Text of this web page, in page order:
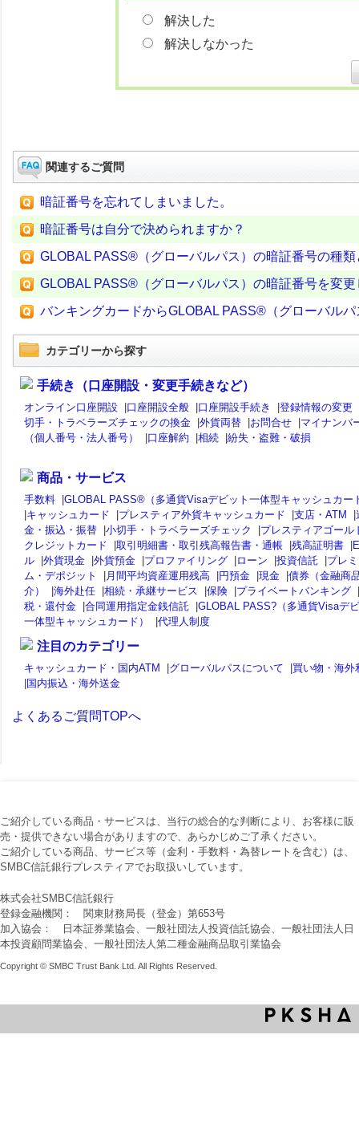
解決した
解決しなかった
関連するご質問
暗証番号を忘れてしまいました。
暗証番号は自分で決められますか？
GLOBAL PASS®（グローバルパス）の暗証番号の種
GLOBAL PASS®（グローバルパス）の暗証番号を変更
バンキングカードからGLOBAL PASS®（グローバル
カテゴリーから探す
手続き（口座開設・変更手続きなど）
オンライン口座開設 |口座開設全般 |口座開設手続き |登録情報の変更
切手・トラベラーズチェックの換金 |外貨両替 |お問合せ |マイナンバ
（個人番号・法人番号）
|口座解約 |相続 |紛失・盗難・破損
商品・サービス
手数料 |GLOBAL PASS®（多通貨Visaデビット一体型キャッシュカー
|キャッシュカード |プレスティア外貨キャッシュカード |支店・ATM |
金・振込・振替 |小切手・トラベラーズチェック |プレスティアゴール
クレジットカード
|取引明細書・取引残高報告書・通帳 |残高証明書 |
ル |外貨現金 |外貨預金 |プロファイリング |ローン |投資信託 |プレ
ム・デポジット
| 月間平均資産運用残高 |円預金 |現金 |債券（金融商
介）
|海外赴任 |相続・承継サービス |保険 |プライベートバンキング |
税・還付金 |合同運用指定金銭信託 |GLOBAL PASS?（多通貨Visaデ
一体型キャッシュカード）
|代理人制度
注目のカテゴリー
キャッシュカード・国内ATM |グローバルパスについて |買い物・海外
|国内振込・海外送金
よくあるご質問TOPへ
ご紹介している商品・サービスは、当行の総合的な判断により、お客様に販
売・提供できない場合がありますので、あらかじめご了承ください。
ご紹介している商品、サービス等（金利・手数料・為替レートを含む）は、
SMBC信託銀行プレスティアでお取扱いしています。
株式会社SMBC信託銀行
登録金融機関： 関東財務局長（登金）第653号
加入協会： 日本証券業協会、一般社団法人投資信託協会、一般社団法人日
本投資顧問業協会、一般社団法人第二種金融商品取引業協会
Copyright © SMBC Trust Bank Ltd. All Rights Reserved.